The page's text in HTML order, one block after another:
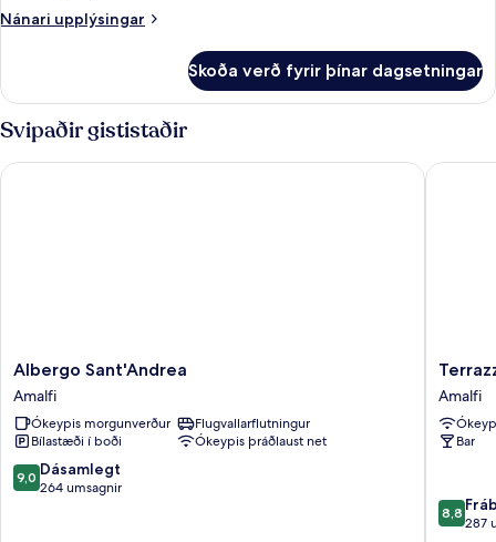
Nánari upplýsingar
Nánari
herbergi
fyrir
þrjá
Skoða verð fyrir þínar dagsetningar
Svipaðir gististaðir
Albergo
Sant'Andrea
Amalfi
Albergo Sant'Andrea
Amalfi
Ókeypis morgunverður
Flugvallarflutningur
Bílastæði í boði
Ókeypis þráðlaust net
9.0
af
9,0 Dásamlegt
264 umsagnir
Albergo Sant'Andrea
Terrazza
Duomo
Amalfi
Amalfi
Bar
8.8
af
8,8
287